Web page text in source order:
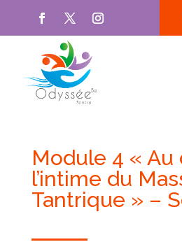
Module 4 « Au
l’intime du
Tantrique » –